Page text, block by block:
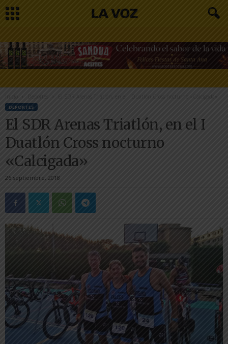
Inicio El SDR Arenas Triatlón, en el I Duatlón Cross nocturno «Calcigada»
DEPORTES
El SDR Arenas Triatlón, en el I
Duatlón Cross nocturno
«Calcigada»
26 septiembre, 2018